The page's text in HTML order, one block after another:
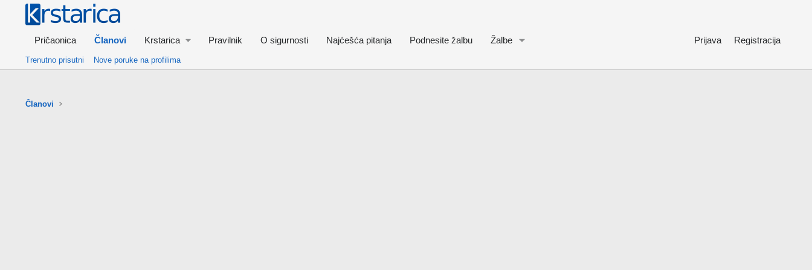
Pričaonica Članovi Krstarica Pravilnik O sigurnosti Najćešća pitanja Podnesite žalbu Žalbe Prijava Registracija
Trenutno prisutni Nove poruke na profilima
Članovi